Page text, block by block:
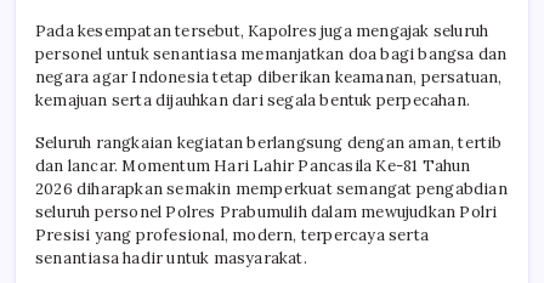
Pada kesempatan tersebut, Kapolres juga mengajak seluruh
personel untuk senantiasa memanjatkan doa bagi bangsa dan
negara agar Indonesia tetap diberikan keamanan, persatuan,
kemajuan serta dijauhkan dari segala bentuk perpecahan.
Seluruh rangkaian kegiatan berlangsung dengan aman, tertib
dan lancar. Momentum Hari Lahir Pancasila Ke-81 Tahun
2026 diharapkan semakin memperkuat semangat pengabdian
seluruh personel Polres Prabumulih dalam mewujudkan Polri
Presisi yang profesional, modern, terpercaya serta
senantiasa hadir untuk masyarakat.